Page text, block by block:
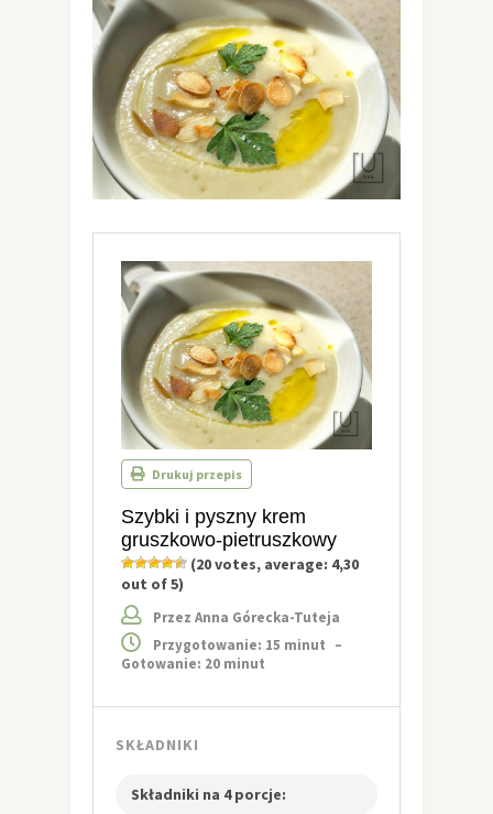
Drukuj przepis
Szybki i pyszny krem
gruszkowo-pietruszkowy
(20votes, average: 4,30
out of 5)
Przez Anna Górecka-Tuteja
Przygotowanie: 15 minut –
Gotowanie: 20 minut
SKŁADNIKI
Składniki na 4 porcje: